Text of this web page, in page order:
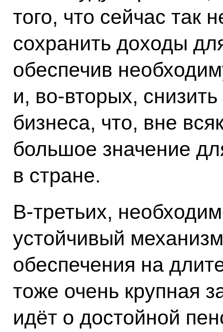
того, что сейчас так
сохранить доходы
обеспечив
и, во‑вторых,
бизнеса, что, вне
большое значение
в стране.
В‑третьих,
устойчивый
обеспечения на
тоже очень крупная
идёт о достойной